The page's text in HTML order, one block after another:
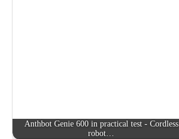
Anthbot Genie 600 in practical test - Cordless
robot…